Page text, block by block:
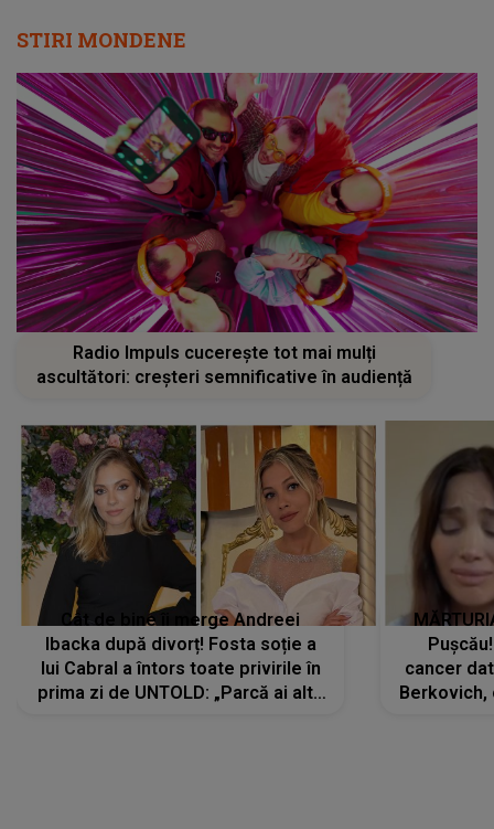
STIRI MONDENE
Radio Impuls cucerește tot mai mulți
ascultători: creșteri semnificative în audiență
Cât de bine îi merge Andreei
Ibacka după divorț! Fosta soție a
lui Cabral a întors toate privirile în
prima zi de UNTOLD: „Parcă ai altă
cancer